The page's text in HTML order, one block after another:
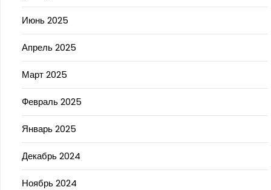
Июнь 2025
Апрель 2025
Март 2025
Февраль 2025
Январь 2025
Декабрь 2024
Ноябрь 2024